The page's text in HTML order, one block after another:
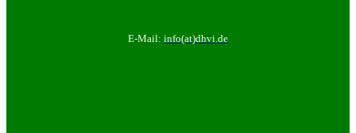
E-Mail: info(at)dhvi.de